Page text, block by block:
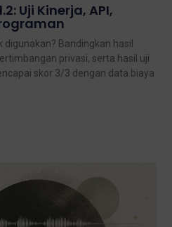
Uji Kinerja, API,
digunakan? Bandingkan hasil
privasi, serta hasil uji
skor 3/3 dengan data biaya